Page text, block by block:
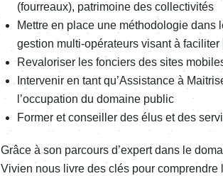
(four­reaux), patri­moine des collec­ti­vi­tés
Mettre en place une métho­do­lo­gie dans
gestion multi-opéra­teurs visant à
Reva­lo­ri­ser les fonciers des sites
Inter­ve­nir en tant qu’As­sis­tance à
l’oc­cu­pa­tion du domaine public
Former et conseiller des élus et des
Grâce à son parcours d’ex­pert dans le
Vivien nous livre des clés pour